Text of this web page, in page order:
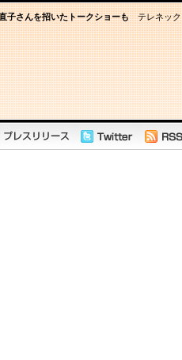
テレネック
子さんを招いたトークショーも